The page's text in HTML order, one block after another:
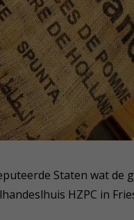
Staten wat de
HZPC in